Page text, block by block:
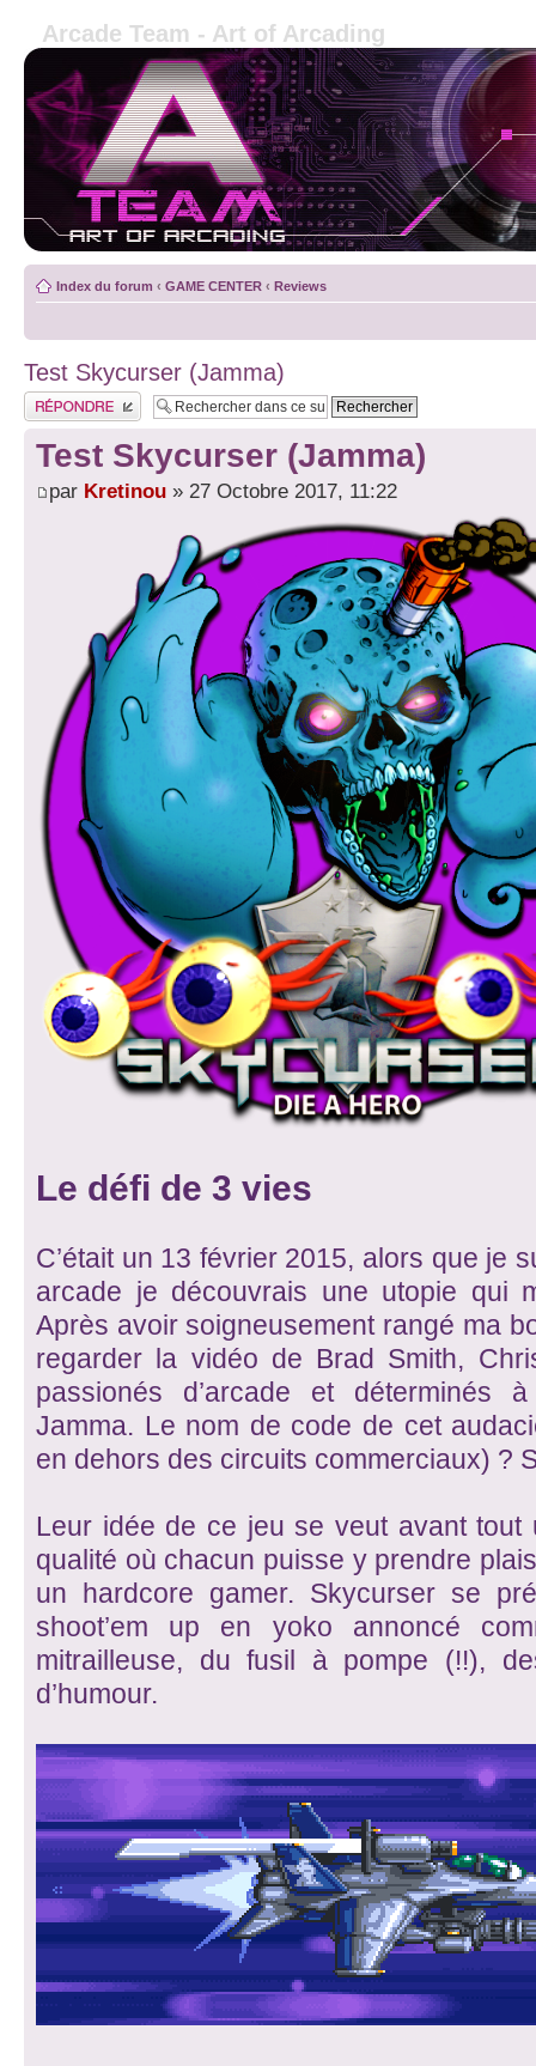
Arcade Team - Art of Arcading
Index du forum ‹ GAME CENTER ‹ Reviews
Test Skycurser (Jamma)
Publier une réponse
Test Skycurser (Jamma)
par Kretinou » 27 Octobre 2017, 11:22
Le défi de 3 vies
C’était un 13 février 2015, alors que je
arcade je découvrais une utopie qui
Après avoir soigneusement rangé ma
regarder la vidéo de Brad Smith,
passionés d’arcade et déterminés
Jamma. Le nom de code de cet
en dehors des circuits commerciaux) ?
Leur idée de ce jeu se veut avant tout
qualité où chacun puisse y prendre
un hardcore gamer. Skycurser se
shoot’em up en yoko annoncé
mitrailleuse, du fusil à pompe (!!),
d’humour.